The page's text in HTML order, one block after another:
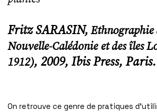
Fritz SARASIN, Ethnographie
Nouvelle-Calédonie et des îles
1912), 2009, Ibis Press, Paris.
On retrouve ce genre de pratiques